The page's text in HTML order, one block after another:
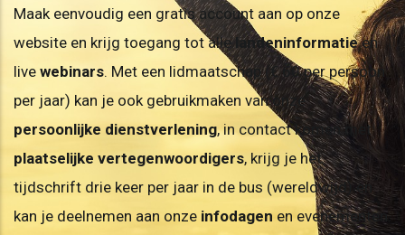
Maak eenvoudig een gratis account aan op onze
website en krijg toegang tot alle landeninformatieen
live webinars. Met een lidmaatschap (€ 60 per persoon
per jaar) kan je ook gebruikmaken van onze
persoonlijke dienstverlening, in contact komen met
plaatselijke vertegenwoordigers, krijg je het
tijdschrift drie keer per jaar in de bus (wereldwijd) en
kan je deelnemen aan onze infodagen en evenementen.